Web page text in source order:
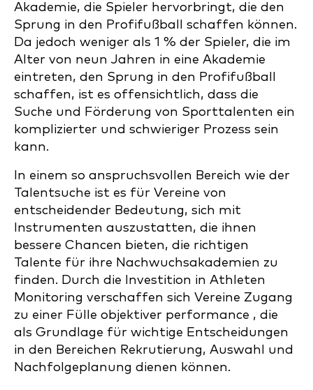
Akademie, die Spieler hervorbringt, die den
Sprung in den Profifußball schaffen können.
Da jedoch weniger als 1 % der Spieler, die im
Alter von neun Jahren in eine Akademie
eintreten, den Sprung in den Profifußball
schaffen, ist es offensichtlich, dass die
Suche und Förderung von Sporttalenten ein
komplizierter und schwieriger Prozess sein
kann.
In einem so anspruchsvollen Bereich wie der
Talentsuche ist es für Vereine von
entscheidender Bedeutung, sich mit
Instrumenten auszustatten, die ihnen
bessere Chancen bieten, die richtigen
Talente für ihre Nachwuchsakademien zu
finden. Durch die Investition in Athleten
Monitoring verschaffen sich Vereine Zugang
zu einer Fülle objektiver performance , die
als Grundlage für wichtige Entscheidungen
in den Bereichen Rekrutierung, Auswahl und
Nachfolgeplanung dienen können.